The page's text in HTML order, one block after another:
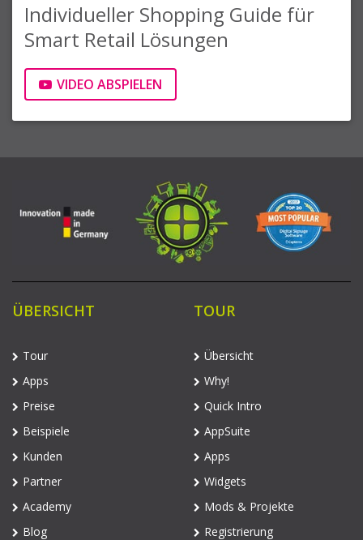
Individueller Shopping Guide für
Smart Retail Lösungen
VIDEO ABSPIELEN
ÜBERSICHT
Tour
Apps
Preise
Beispiele
Kunden
Partner
Academy
Blog
TOUR
Übersicht
Why!
Quick Intro
AppSuite
Apps
Widgets
Mods & Projekte
Registrierung